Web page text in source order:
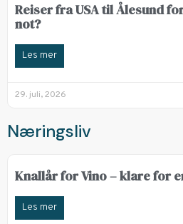
Reiser fra USA til Ålesund
not?
Les mer
29. juli, 2026
Næringsliv
Knallår for Vino – klare for
Les mer